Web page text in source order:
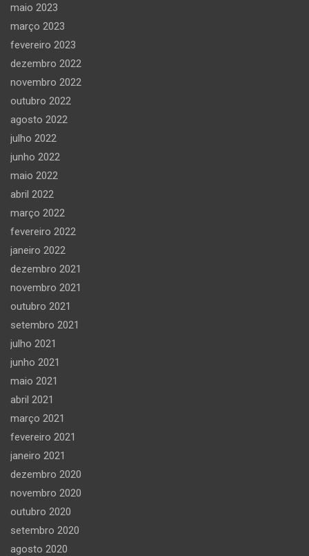
maio 2023
março 2023
fevereiro 2023
dezembro 2022
novembro 2022
outubro 2022
agosto 2022
julho 2022
junho 2022
maio 2022
abril 2022
março 2022
fevereiro 2022
janeiro 2022
dezembro 2021
novembro 2021
outubro 2021
setembro 2021
julho 2021
junho 2021
maio 2021
abril 2021
março 2021
fevereiro 2021
janeiro 2021
dezembro 2020
novembro 2020
outubro 2020
setembro 2020
agosto 2020